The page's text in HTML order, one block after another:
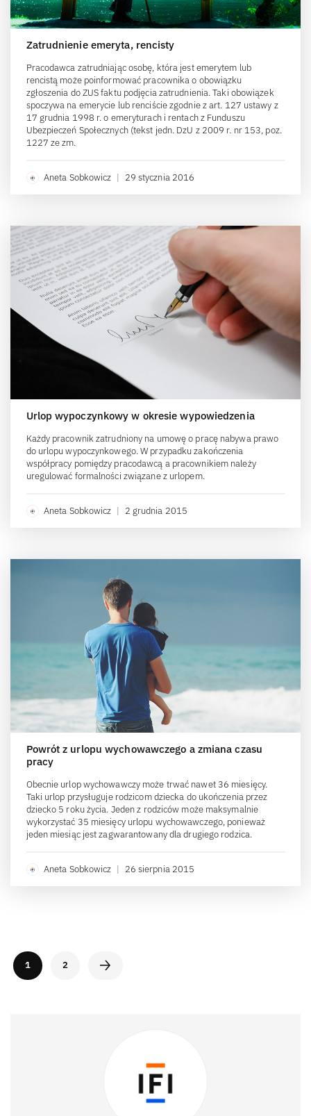
Zatrudnienie emeryta, rencisty
Pracodawca zatrudniając osobę, która jest emerytem lub
rencistą może poinformować pracownika o obowiązku
zgłoszenia do ZUS faktu podjęcia zatrudnienia. Taki obowiązek
spoczywa na emerycie lub renciście zgodnie z art. 127 ustawy z
17 grudnia 1998 r. o emeryturach i rentach z Funduszu
Ubezpieczeń Społecznych (tekst jedn. DzU z 2009 r. nr 153, poz.
1227 ze zm.
Aneta Sobkowicz | 29 stycznia 2016
Urlop wypoczynkowy w okresie wypowiedzenia
Każdy pracownik zatrudniony na umowę o pracę nabywa prawo
do urlopu wypoczynkowego. W przypadku zakończenia
współpracy pomiędzy pracodawcą a pracownikiem należy
uregulować formalności związane z urlopem.
Aneta Sobkowicz | 2 grudnia 2015
Powrót z urlopu wychowawczego a zmiana czasu
pracy
Obecnie urlop wychowawczy może trwać nawet 36 miesięcy.
Taki urlop przysługuje rodzicom dziecka do ukończenia przez
dziecko 5 roku życia. Jeden z rodziców może maksymalnie
wykorzystać 35 miesięcy urlopu wychowawczego, ponieważ
jeden miesiąc jest zagwarantowany dla drugiego rodzica.
Aneta Sobkowicz | 26 sierpnia 2015
1 2